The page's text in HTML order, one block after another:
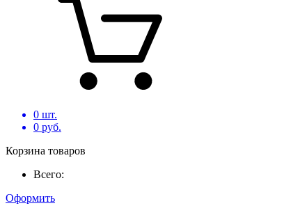
0 шт.
0 руб.
Корзина товаров
Всего:
Оформить